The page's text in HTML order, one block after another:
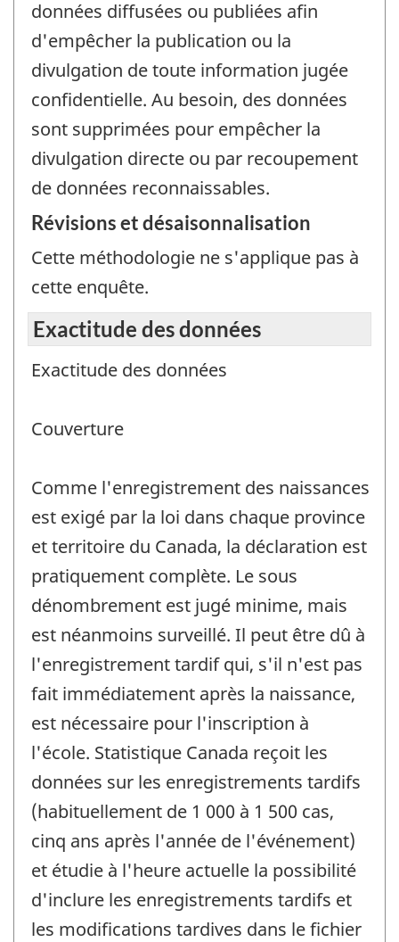
données diffusées ou publiées afin
d'empêcher la publication ou la
divulgation de toute information jugée
confidentielle. Au besoin, des données
sont supprimées pour empêcher la
divulgation directe ou par recoupement
de données reconnaissables.
Révisions et désaisonnalisation
Cette méthodologie ne s'applique pas à
cette enquête.
Exactitude des données
Exactitude des données
Couverture
Comme l'enregistrement des naissances
est exigé par la loi dans chaque province
et territoire du Canada, la déclaration est
pratiquement complète. Le sous
dénombrement est jugé minime, mais
est néanmoins surveillé. Il peut être dû à
l'enregistrement tardif qui, s'il n'est pas
fait immédiatement après la naissance,
est nécessaire pour l'inscription à
l'école. Statistique Canada reçoit les
données sur les enregistrements tardifs
(habituellement de 1 000 à 1 500 cas,
cinq ans après l'année de l'événement)
et étudie à l'heure actuelle la possibilité
d'inclure les enregistrements tardifs et
les modifications tardives dans le fichier